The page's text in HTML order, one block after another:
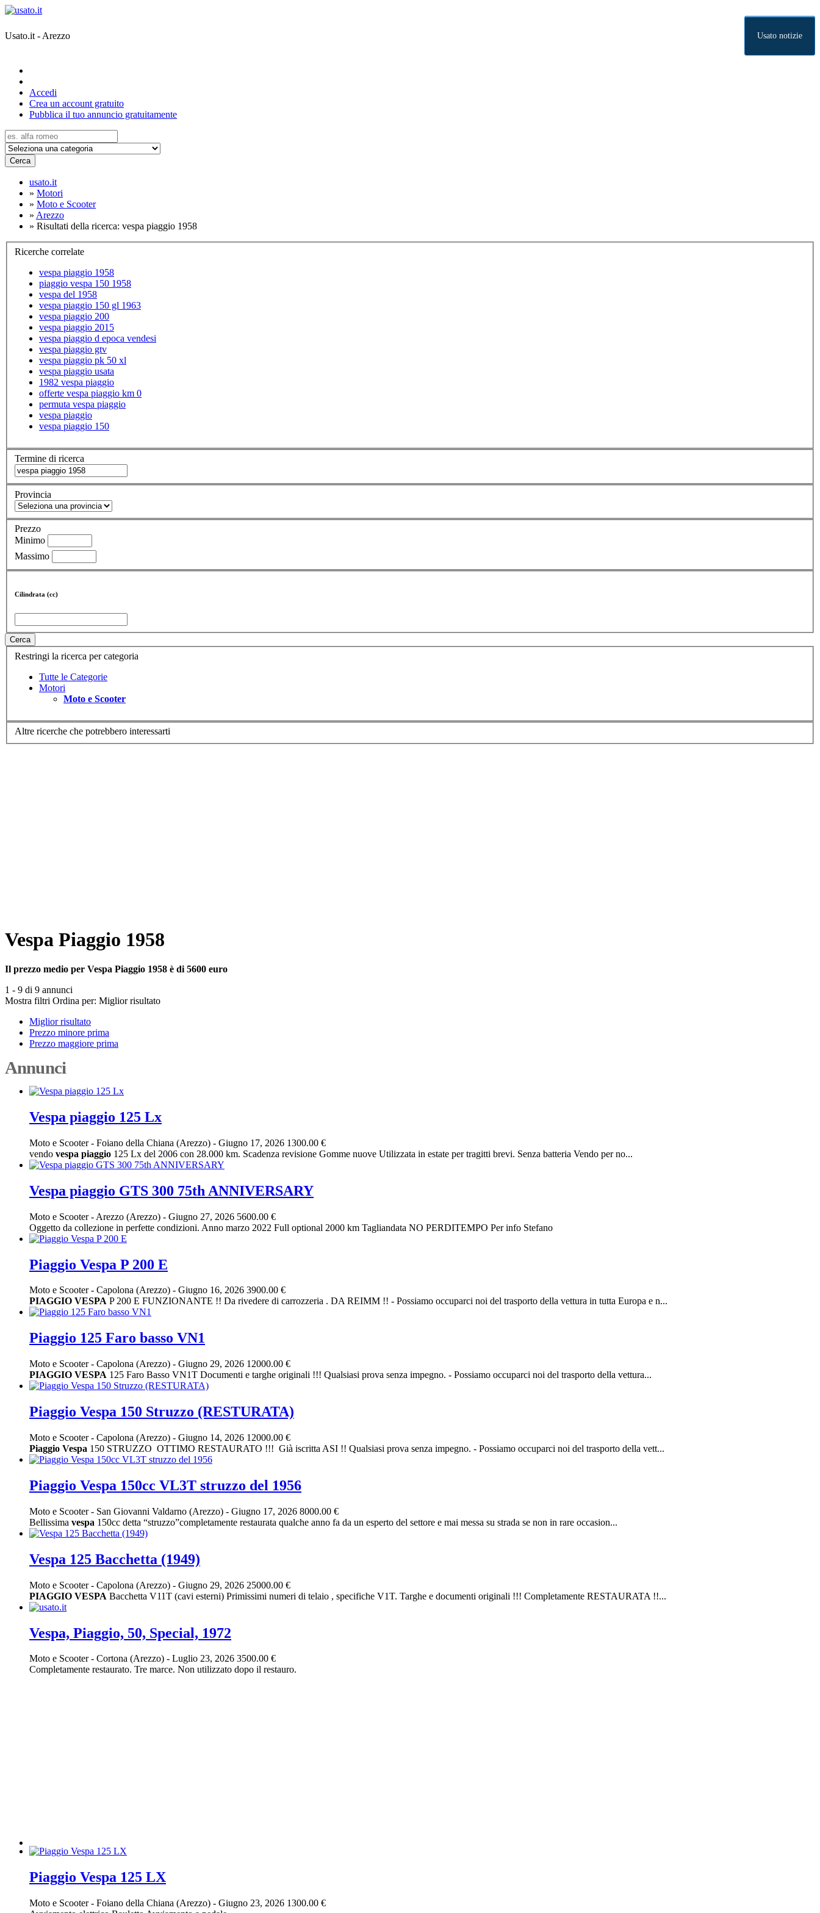
Usato.it - Arezzo Usato notizie
Accedi
Crea un account gratuito
Pubblica il tuo annuncio gratuitamente
Cerca
usato.it
» Motori
» Moto e Scooter
» Arezzo
» Risultati della ricerca: vespa piaggio 1958
Ricerche correlate
vespa piaggio 1958
piaggio vespa 150 1958
vespa del 1958
vespa piaggio 150 gl 1963
vespa piaggio 200
vespa piaggio 2015
vespa piaggio d epoca vendesi
vespa piaggio gtv
vespa piaggio pk 50 xl
vespa piaggio usata
1982 vespa piaggio
offerte vespa piaggio km 0
permuta vespa piaggio
vespa piaggio
vespa piaggio 150
Termine di ricerca
Provincia
Prezzo
Minimo
Massimo
Cilindrata (cc)
Cerca
Restringi la ricerca per categoria
Tutte le Categorie
Motori
Moto e Scooter
Altre ricerche che potrebbero interessarti
Vespa Piaggio 1958
Il prezzo medio per Vespa Piaggio 1958 è di 5600 euro
1 - 9 di 9 annunci
Mostra filtri Ordina per: Miglior risultato
Miglior risultato
Prezzo minore prima
Prezzo maggiore prima
Annunci
Vespa piaggio 125 Lx
Moto e Scooter- Foiano della Chiana (Arezzo) - Giugno 17, 2026 1300.00 €
vendo vespa piaggio 125 Lx del 2006 con 28.000 km. Scadenza revisione Gomme nuove Utilizzata in estate per tragitti brevi. Senza batteria Vendo per no...
Vespa piaggio GTS 300 75th ANNIVERSARY
Moto e Scooter- Arezzo (Arezzo) - Giugno 27, 2026 5600.00 €
Oggetto da collezione in perfette condizioni. Anno marzo 2022 Full optional 2000 km Tagliandata NO PERDITEMPO Per info Stefano
Piaggio Vespa P 200 E
Moto e Scooter- Capolona (Arezzo) - Giugno 16, 2026 3900.00 €
PIAGGIO VESPA P 200 E FUNZIONANTE !! Da rivedere di carrozzeria . DA REIMM !! - Possiamo occuparci noi del trasporto della vettura in tutta Europa e n...
Piaggio 125 Faro basso VN1
Moto e Scooter- Capolona (Arezzo) - Giugno 29, 2026 12000.00 €
PIAGGIO VESPA 125 Faro Basso VN1T Documenti e targhe originali !!! Qualsiasi prova senza impegno. - Possiamo occuparci noi del trasporto della vettura...
Piaggio Vespa 150 Struzzo (RESTURATA)
Moto e Scooter- Capolona (Arezzo) - Giugno 14, 2026 12000.00 €
Piaggio Vespa 150 STRUZZO OTTIMO RESTAURATO !!! Già iscritta ASI !! Qualsiasi prova senza impegno. - Possiamo occuparci noi del trasporto della vett...
Piaggio Vespa 150cc VL3T struzzo del 1956
Moto e Scooter- San Giovanni Valdarno (Arezzo) - Giugno 17, 2026 8000.00 €
Bellissima vespa 150cc detta “struzzo”completamente restaurata qualche anno fa da un esperto del settore e mai messa su strada se non in rare occasion...
Vespa 125 Bacchetta (1949)
Moto e Scooter- Capolona (Arezzo) - Giugno 29, 2026 25000.00 €
PIAGGIO VESPA Bacchetta V11T (cavi esterni) Primissimi numeri di telaio , specifiche V1T. Targhe e documenti originali !!! Completamente RESTAURATA !!...
Vespa, Piaggio, 50, Special, 1972
Moto e Scooter- Cortona (Arezzo) - Luglio 23, 2026 3500.00 €
Completamente restaurato. Tre marce. Non utilizzato dopo il restauro.
Piaggio Vespa 125 LX
Moto e Scooter- Foiano della Chiana (Arezzo) - Giugno 23, 2026 1300.00 €